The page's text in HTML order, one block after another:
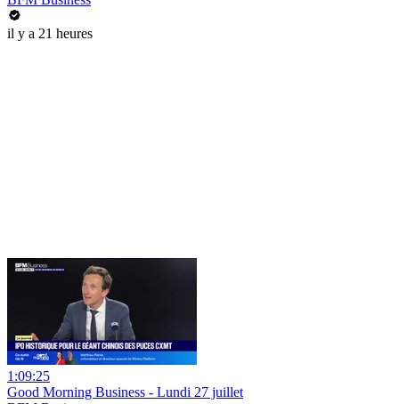
il y a 21 heures
1:09:25
Good Morning Business - Lundi 27 juillet